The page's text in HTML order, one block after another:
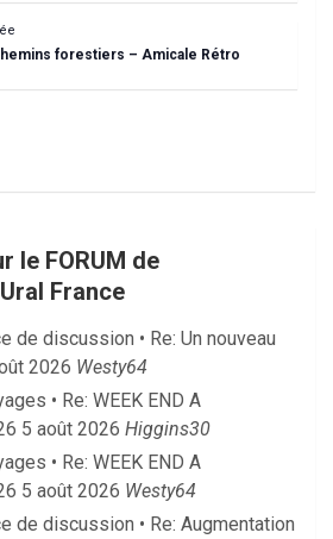
forestiers – Amicale Rétro
le FORUM de
France
de discussion • Re: Un nouveau
2026 Westy64
• Re: WEEK END A
5 août 2026 Higgins30
• Re: WEEK END A
5 août 2026 Westy64
de discussion • Re: Augmentation